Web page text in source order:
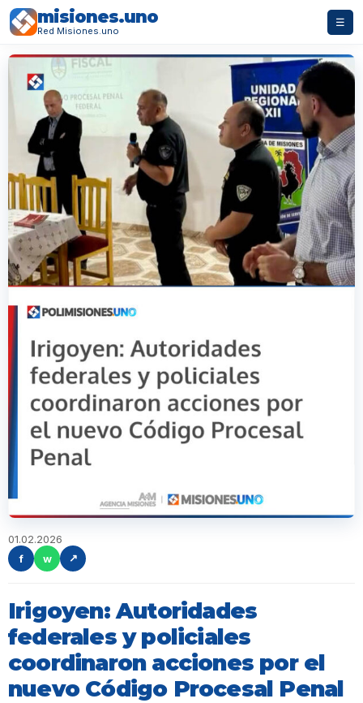
misiones.uno
Red Misiones.uno
☰
01.02.2026
f
w ↗
Irigoyen: Autoridades
federales y policiales
coordinaron acciones por el
nuevo Código Procesal Penal